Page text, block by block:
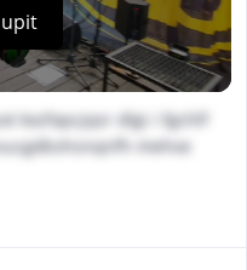
kxzfapcjqsr dlgi i fgchlf
mehve